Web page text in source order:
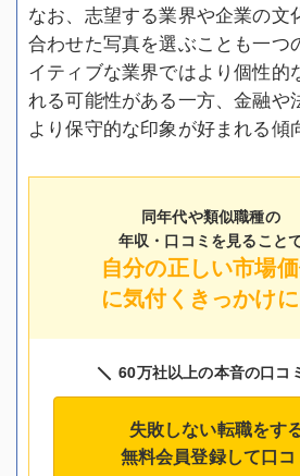
なお、志望する業界や企業の文
合わせた写真を選ぶことも一つ
イティブな業界ではより個性的
れる可能性がある一方、金融や
より保守的な印象が好まれる傾
同年代や類似職種の
年収・口コミを見ること
自分の正しい市場
に気付くきっかけに
60万社以上の本音の口コ
失敗しない転職をす
無料会員登録して口